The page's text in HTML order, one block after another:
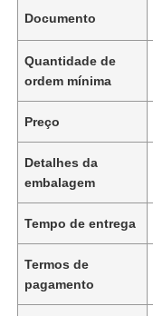
Documento
Quantidade de
ordem mínima
Preço
Detalhes da
embalagem
Tempo de entrega
Termos de
pagamento